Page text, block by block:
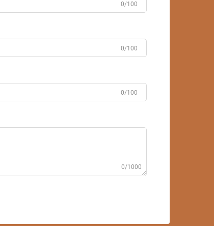
0/100
0/100
0/100
0/1000